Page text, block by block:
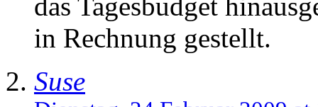
das Tagesbudget
in Rechnung gestellt.
Suse